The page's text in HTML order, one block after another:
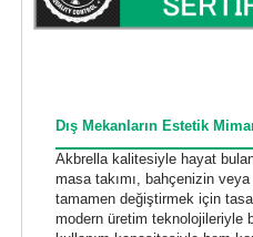
Dış Mekanların Estetik
Akbrella kalitesiyle hayat
masa takımı, bahçenizin veya
tamamen değiştirmek için
modern üretim teknolojileriyle